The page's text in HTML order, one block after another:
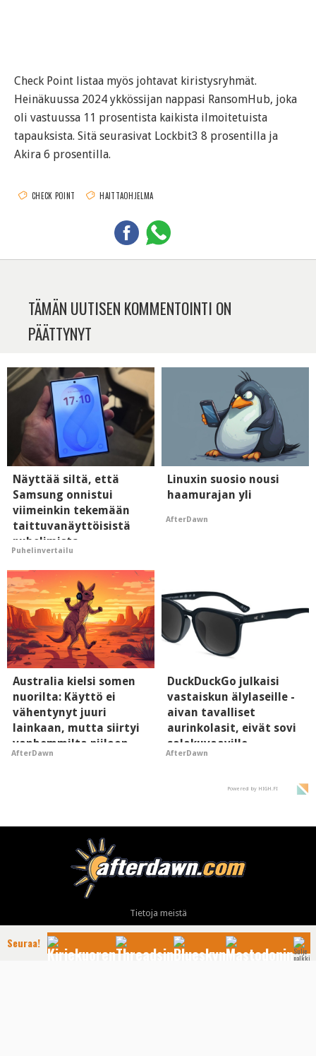
Check Point listaa myös johtavat kiristysryhmät.
Heinäkuussa 2024 ykkössijan nappasi RansomHub, joka
oli vastuussa 11 prosentista kaikista ilmoitetuista
tapauksista. Sitä seurasivat Lockbit3 8 prosentilla ja
Akira 6 prosentilla.
CHECK POINT HAITTAOHJELMA
TÄMÄN UUTISEN KOMMENTOINTI ON
PÄÄTTYNYT
Näyttää siltä, että
Samsung onnistui
viimeinkin tekemään
taittuvanäyttöisistä
puhelimista
supersuosittuja
Puhelinvertailu
Linuxin suosio nousi
haamurajan yli
AfterDawn
Australia kielsi somen
nuorilta: Käyttö ei
vähentynyt juuri
lainkaan, mutta siirtyi
vanhemmilta piiloon
AfterDawn
DuckDuckGo julkaisi
vastaiskun älylaseille -
aivan tavalliset
aurinkolasit, eivät sovi
salakuvaaville
hyypiöille
AfterDawn
Powered by HIGH.FI
Tietoja meistä
Mainonta
Ota yhteyttä
Seuraa!